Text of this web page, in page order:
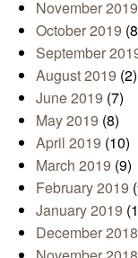
November 2019
October 2019
September
August 2019 (2)
June 2019 (7)
May 2019 (8)
April 2019 (10)
March 2019 (9)
February 2019
January 2019
December 2018